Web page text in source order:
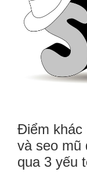
Điểm khác
và seo mũ
qua 3 yếu